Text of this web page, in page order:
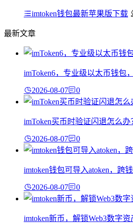
imtoken钱包最新苹果版下载
最新文章
imToken6，专业级以太币钱包
2026-08-07 0
imToken买币时验证闪退怎么
2026-08-07 0
imtoken钱包可导入atoken，跨
2026-08-07 0
imtoken新币，解锁Web3数字